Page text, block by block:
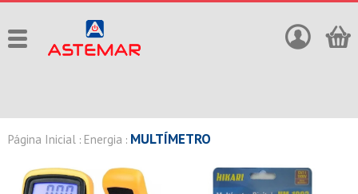
Página Inicial : Energia : MULTÍMETRO